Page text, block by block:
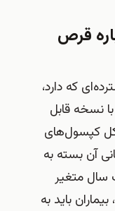
قرص
که دارد،
نسخه قابل
کپسول‌های
آن بسته به
سال متغیر
باید به